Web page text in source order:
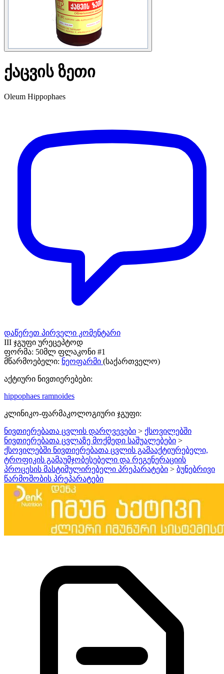
ქაცვის ზეთი
Oleum Hippophaes
დაწერეთ პირველი კომენტარი
III ჯგუფი ურეცეპტოდ
ფორმა: 50მლ ფლაკონი #1
მწარმოებელი: ნეოფარმი (საქართველო)
აქტიური ნივთიერებები:
hippophaes ramnoides
კლინიკო-ფარმაკოლოგიური ჯგუფი:
ნივთიერებათა ცვლის დარღვევები > ქსოვილებში
ნივთიერებათა ცვლაზე მოქმედი საშუალებები >
ქსოვილებში ნივთიერებათა ცვლის გამააქტიურებელი,
ტროფიკის გამაუმჯობესებელი და რეგენერაციის
პროცესის მასტიმულირებელი პრეპარატები > ბუნებრივი
წარმოშობის პრეპარატები